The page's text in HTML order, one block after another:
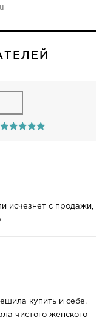
исчезнет с продажи,
купить и себе.
чистого женского